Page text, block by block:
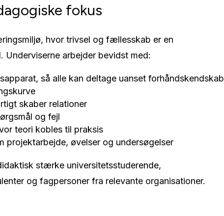
fokus
hvor trivsel og fællesskab er en
arbejder bevidst med:
så alle kan deltage uanset forhåndskendskab
skaber relationer
og fejl
teori kobles til praksis
projektarbejde, øvelser og undersøgelser
stærke universitetsstuderende,
og fagpersoner fra relevante organisationer.